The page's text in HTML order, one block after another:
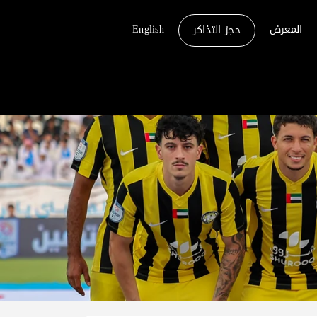
المعرض حجز التذاكر English